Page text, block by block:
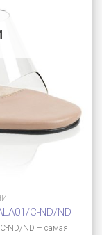
C-ND/ND
ND/ND – самая